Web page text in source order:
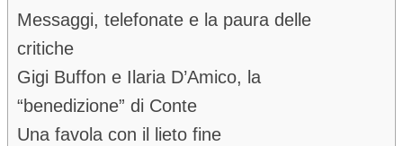
Messaggi, telefonate e la paura delle
critiche
Gigi Buffon e Ilaria D’Amico, la
“benedizione” di Conte
Una favola con il lieto fine